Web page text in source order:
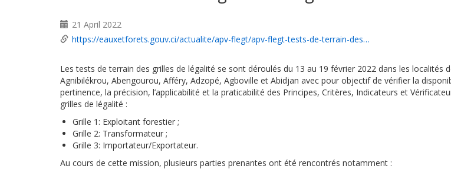
21 April 2022
https://eauxetforets.gouv.ci/actualite/apv-flegt/apv-flegt-tests-de-terrain-des…
Les tests de terrain des grilles de légalité se sont déroulés du 13 au 19 février 2022 dans les localités
Agnibilékrou, Abengourou, Afféry, Adzopé, Agboville et Abidjan avec pour objectif de vérifier la
pertinence, la précision, l’applicabilité et la praticabilité des Principes, Critères, Indicateurs et
grilles de légalité :
Grille 1: Exploitant forestier ;
Grille 2: Transformateur ;
Grille 3: Importateur/Exportateur.
Au cours de cette mission, plusieurs parties prenantes ont été rencontrés notamment :